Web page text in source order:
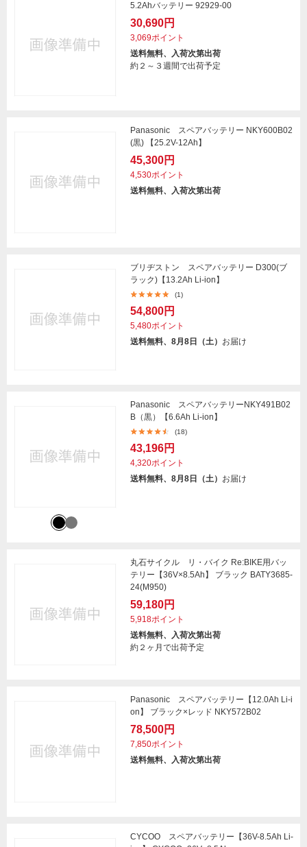
5.2Ahバッテリー 92929-00
30,690円
3,069ポイント
送料無料、入荷次第出荷
約２～３週間で出荷予定
Panasonic スペアバッテリー NKY600B02
(黒) 【25.2V-12Ah】
45,300円
4,530ポイント
送料無料、入荷次第出荷
ブリヂストン スペアバッテリー D300(ブ
ラック)【13.2Ah Li-ion】
(1)
54,800円
5,480ポイント
送料無料、8月8日（土） お届け
Panasonic スペアバッテリーNKY491B02
B（黒）【6.6Ah Li-ion】
(18)
43,196円
4,320ポイント
送料無料、8月8日（土） お届け
丸石サイクル リ・バイク Re:BIKE用バッ
テリー【36V×8.5Ah】 ブラック BATY3685-
24(M950)
59,180円
5,918ポイント
送料無料、入荷次第出荷
約２ヶ月で出荷予定
Panasonic スペアバッテリー【12.0Ah Li-i
on】 ブラック×レッド NKY572B02
78,500円
7,850ポイント
送料無料、入荷次第出荷
CYCOO スペアバッテリー【36V-8.5Ah Li-